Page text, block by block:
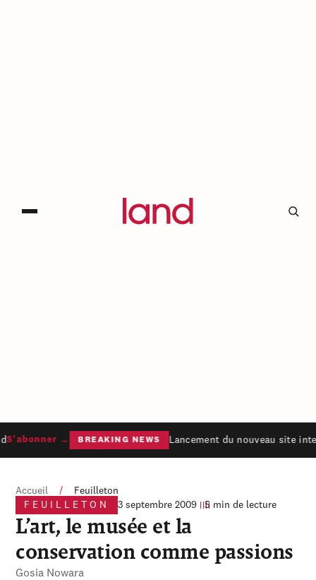
S'abonner → BREAKING NEWS Lancement du nouveau site
Accueil /
Feuilleton
FEUILLETON
3 septembre 2009 5 min de lecture
L’art, le musée et la
conservation comme passions
Gosia Nowara